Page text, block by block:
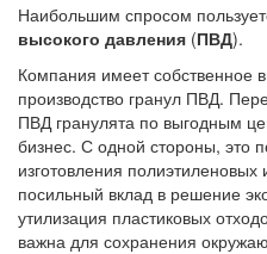
Наибольшим спросом
высокого давления (ПВД).
Компания имеет собственное
производство гранул ПВД.
ПВД гранулята по выгодным
бизнес. С одной стороны, это
изготовления полиэтиленовых
посильный вклад в решение
утилизация пластиковых
важна для сохранения